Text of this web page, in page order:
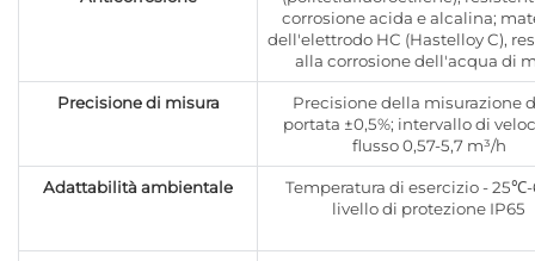
corrosione acida e alcalina;
dell'elettrodo HC (Hastelloy C),
alla corrosione dell'acqua di
Precisione di misura
Precisione della misurazione
portata ±0,5%; intervallo di
flusso 0,57-5,7 m³/h
Adattabilità ambientale
Temperatura di esercizio -
livello di protezione IP65